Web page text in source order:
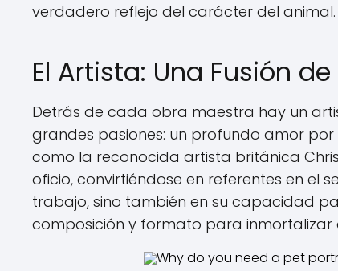
verdadero reflejo del carácter del animal.
El Artista: Una Fusión
Detrás de cada obra maestra hay un
grandes pasiones: un profundo amor
como la reconocida artista británica
oficio, convirtiéndose en referentes en el
trabajo, sino también en su capacidad
composición y formato para inmortalizar